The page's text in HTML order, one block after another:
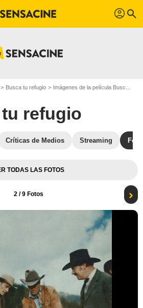
profil search
Busca tu refugio Imágenes de la película Busca tu refugio
refugio
Críticas de Medios Streaming
TODAS LAS FOTOS
2 / 9 Fotos